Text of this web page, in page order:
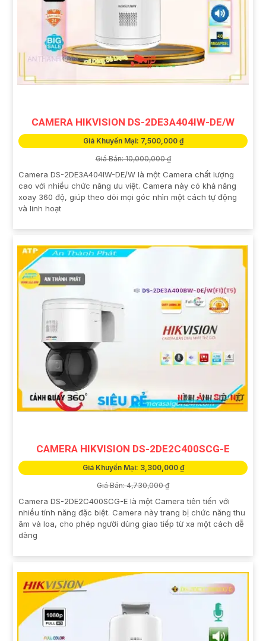
CAMERA HIKVISION DS-2DE3A404IW-DE/W
Giá Khuyến Mại: 7,500,000 ₫
Giá Bán: 10,000,000 ₫
Camera DS-2DE3A404IW-DE/W là một Camera chất lượng
cao với nhiều chức năng ưu việt. Camera này có khả năng
xoay 360 độ, giúp theo dõi mọi góc nhìn một cách tự động
và linh hoạt
CAMERA HIKVISION DS-2DE2C400SCG-E
Giá Khuyến Mại: 3,300,000 ₫
Giá Bán: 4,730,000 ₫
Camera DS-2DE2C400SCG-E là một Camera tiên tiến với
nhiều tính năng đặc biệt. Camera này trang bị chức năng thu
âm và loa, cho phép người dùng giao tiếp từ xa một cách dễ
dàng